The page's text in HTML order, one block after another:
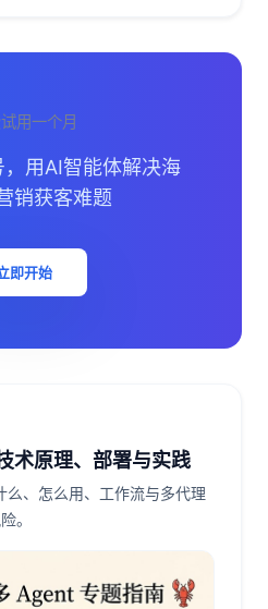
用一个月
用AI智能体解决海
销获客难题
即开始
术原理、部署与实践
、怎么用、工作流与多代理
。